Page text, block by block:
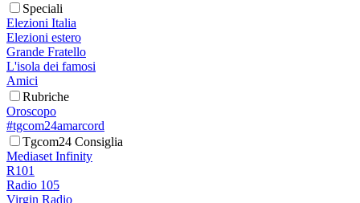
Speciali
Elezioni Italia
Elezioni estero
Grande Fratello
L'isola dei famosi
Amici
Rubriche
Oroscopo
#tgcom24amarcord
Tgcom24 Consiglia
Mediaset Infinity
R101
Radio 105
Virgin Radio